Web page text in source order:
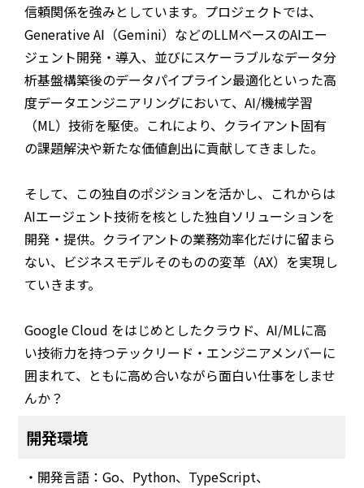
信頼関係を強みとしています。プロジェクトでは、
Generative AI（Gemini）などのLLMベースのAIエー
ジェント開発・導入、並びにスケーラブルなデータ分
析基盤構築後のデータパイプライン最適化といった高
度データエンジニアリングにおいて、AI/機械学習
（ML）技術を駆使。これにより、クライアント固有
の課題解決や新たな価値創出に貢献してきました。
そして、この独自のポジションを活かし、これからは
AIエージェント技術を核とした独自ソリューションを
開発・提供。クライアントの業務効率化だけに留まら
ない、ビジネスモデルそのものの変革（AX）を実現し
ていきます。
Google Cloud をはじめとしたクラウド、AI/MLに高
い技術力を持つテックリード・エンジニアメンバーに
囲まれて、ともに高め合いながら面白い仕事をしませ
んか？
開発環境
・開発言語：Go、Python、TypeScript、